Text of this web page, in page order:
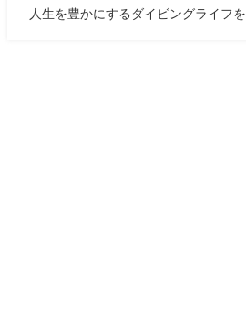
人生を豊かにするダイビングライフを